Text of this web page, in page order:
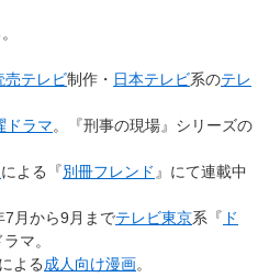
売テレビ制作・ 日本テレビ系のテレ
ドラマ。『刑事の現場』シリーズの
による『別冊フレンド 』にて連載中
7月から9月までテレビ東京系『 ド
マ。
による成人向け漫画。